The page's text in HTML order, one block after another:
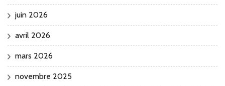
juin 2026
avril 2026
mars 2026
novembre 2025